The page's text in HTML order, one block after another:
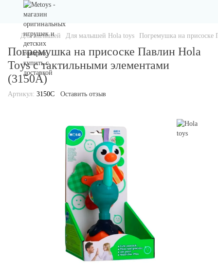
Для малышей Для малышей Hola toys Погремушка на присоске
Погремушка на присоске Павлин Hola
Toys с тактильными элементами
(3150A)
Артикул: 3150С Оставить отзыв